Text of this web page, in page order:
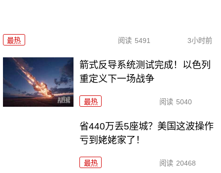
最热 阅读 5491 3小时前
箭式反导系统测试完成！以色列
重定义下一场战争
最热 阅读 5040
省440万丢5座城？美国这波操作
亏到姥姥家了！
最热 阅读 20468